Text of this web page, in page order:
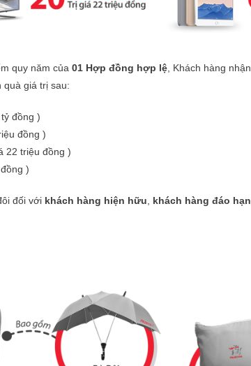
quy năm của 01 Hợp đồng hợp lệ , Khách hàng nhận
quà giá trị sau:
đồng )
đồng )
22 triệu đồng )
)
đối với khách hàng hiện hữu khách hàng đáo hạn